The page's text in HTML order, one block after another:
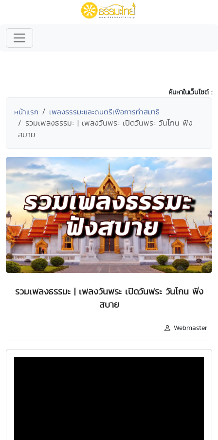
ค้นหาในเว็บไซต์ :
หน้าแรก เพลงธรรมะและดนตรีเพื่อการทำสมาธิ
รวมเพลงธรรมะ | เพลงวันพระ เปิดวันพระ วันโกน ฟัง
สบาย
รวมเพลงธรรมะ | เพลงวันพระ เปิดวันพระ วันโกน ฟัง
สบาย
Webmaster